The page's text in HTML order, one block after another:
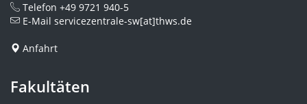
Telefon +49 9721 940-5
E-Mail servicezentrale-sw[at]thws.de
Anfahrt
Fakultäten